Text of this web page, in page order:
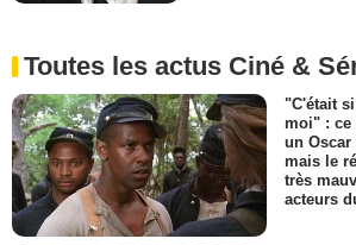
Toutes les actus Ciné &
"C'était
moi" : ce
un Oscar
mais le
très
acteurs